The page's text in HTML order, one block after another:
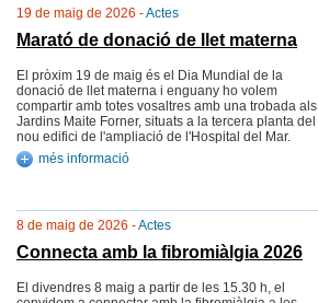
19 de maig de 2026 -Actes
Marató de donació de llet materna
El pròxim 19 de maig és el Dia Mundial de la
donació de llet materna i enguany ho volem
compartir amb totes vosaltres amb una trobada als
Jardins Maite Forner, situats a la tercera planta del
nou edifici de l'ampliació de l'Hospital del Mar.
més informació
8 de maig de 2026 -Actes
Connecta amb la fibromiàlgia 2026
El divendres 8 maig a partir de les 15.30 h, el